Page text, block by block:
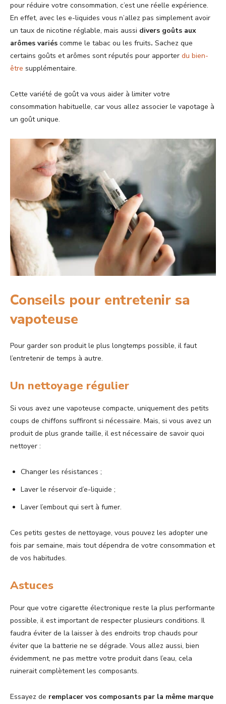
pour réduire votre consommation, c’est une réelle expérience.
En effet, avec les e-liquides vous n’allez pas simplement avoir
un taux de nicotine réglable, mais aussi divers goûts aux
arômes variés comme le tabac ou les fruits. Sachez que
certains goûts et arômes sont réputés pour apporter du bien-
être supplémentaire.
Cette variété de goût va vous aider à limiter votre
consommation habituelle, car vous allez associer le vapotage à
un goût unique.
Conseils pour entretenir sa
vapoteuse
Pour garder son produit le plus longtemps possible, il faut
l’entretenir de temps à autre.
Un nettoyage régulier
Si vous avez une vapoteuse compacte, uniquement des petits
coups de chiffons suffiront si nécessaire. Mais, si vous avez un
produit de plus grande taille, il est nécessaire de savoir quoi
nettoyer :
Changer les résistances ;
Laver le réservoir d’e-liquide ;
Laver l’embout qui sert à fumer.
Ces petits gestes de nettoyage, vous pouvez les adopter une
fois par semaine, mais tout dépendra de votre consommation et
de vos habitudes.
Astuces
Pour que votre cigarette électronique reste la plus performante
possible, il est important de respecter plusieurs conditions. Il
faudra éviter de la laisser à des endroits trop chauds pour
éviter que la batterie ne se dégrade. Vous allez aussi, bien
évidemment, ne pas mettre votre produit dans l’eau, cela
ruinerait complètement les composants.
Essayez de remplacer vos composants par la même marque